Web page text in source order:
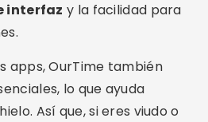
interfaz y la facilidad para
apps, OurTime también
lo que ayuda
Así que, si eres viudo o